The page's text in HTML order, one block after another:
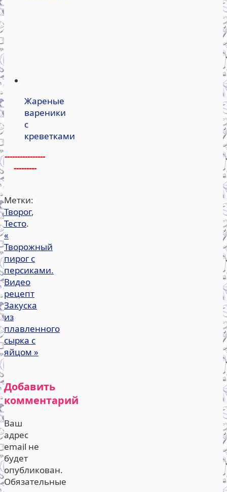
Жареные
вареники
с
креветками
----------------
---------
Метки:
Творог,
Тесто.
«
Творожный
пирог с
персиками.
Видео
рецепт
Закуска
из
плавленного
сырка с
яйцом »
Добавить
комментарий
Ваш
адрес
email не
будет
опубликован.
Обязательные